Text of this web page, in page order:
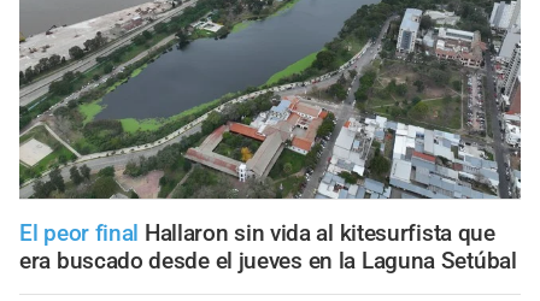
El peor final Hallaron sin vida al kitesurfista que
era buscado desde el jueves en la Laguna Setúbal